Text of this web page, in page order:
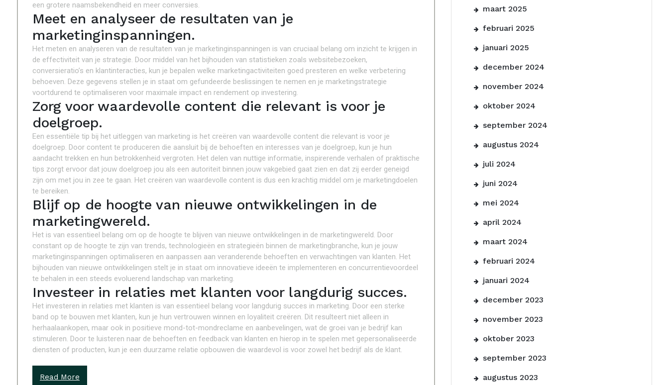
een grotere naamsbekendheid en meer conversies.
Meet en analyseer de resultaten van je
marketinginspanningen.
Het meten en analyseren van de resultaten van je marketinginspanningen is van cruciaal belang om inzicht te krijgen in
de effectiviteit van je strategie. Door middel van het bijhouden van statistieken zoals websitebezoeken,
conversieratio’s en klantinteracties, kun je bepalen welke marketingactiviteiten goed presteren en welke verbetering
behoeven. Deze gegevens stellen je in staat om gefundeerde beslissingen te nemen en je marketingstrategie
voortdurend te optimaliseren voor maximale impact en rendement op investering.
Zorg voor waardevolle content die relevant is voor je
doelgroep.
Een essentiële tip bij het uitleggen van marketing is het creëren van waardevolle content die relevant is voor je
doelgroep. Door content te produceren die aansluit bij de behoeften en interesses van je doelgroep, kun je hun
aandacht trekken en hun betrokkenheid vergroten. Het delen van nuttige informatie, inspirerende verhalen of praktische
tips zorgt ervoor dat jouw doelgroep jou als een autoriteit binnen jouw vakgebied gaat zien en dat zij eerder geneigd
zijn om met jou in zee te gaan. Het creëren van waardevolle content is dus een krachtig middel om je marketingdoelen
te bereiken.
Blijf op de hoogte van nieuwe ontwikkelingen in de
marketingwereld.
Het is van essentieel belang om op de hoogte te blijven van nieuwe ontwikkelingen in de marketingwereld. Door
constant op de hoogte te zijn van trends, technologieën en strategieën binnen de marketingbranche, kun je jouw
marketinginspanningen optimaliseren en aanpassen aan veranderende behoeften en verwachtingen van klanten. Het
bijhouden van nieuwe ontwikkelingen stelt je in staat om innovatieve ideeën te implementeren en concurrentievoordeel
te behalen in een steeds evoluerend landschap van marketing.
Investeer in relaties met klanten voor langdurig succes.
Het investeren in relaties met klanten is van essentieel belang voor langdurig succes in marketing. Door een sterke
band op te bouwen met klanten, kun je hun vertrouwen winnen en loyaliteit creëren. Dit resulteert niet alleen in
herhaalaankopen, maar ook in positieve mond-tot-mondreclame en aanbevelingen, wat de groei van je bedrijf kan
stimuleren. Door te luisteren naar de behoeften en feedback van klanten en hierop in te spelen met gepersonaliseerde
diensten of producten, kun je een duurzame relatie opbouwen die waardevol is voor zowel het bedrijf als de klant.
Read More
maart 2025
februari 2025
januari 2025
december 2024
november 2024
oktober 2024
september 2024
augustus 2024
juli 2024
juni 2024
mei 2024
april 2024
maart 2024
februari 2024
januari 2024
december 2023
november 2023
oktober 2023
september 2023
augustus 2023